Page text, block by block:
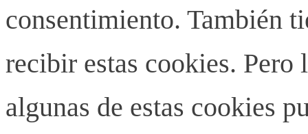
consentimiento. También
recibir estas cookies.
algunas de estas cookies